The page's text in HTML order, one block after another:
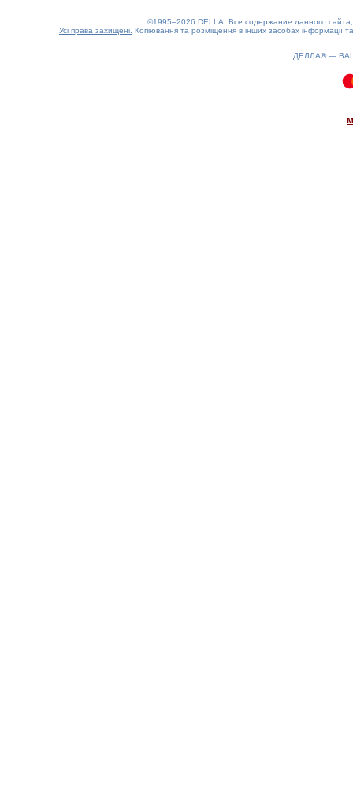
©1995–2026 DELLA. Все содержание данного
Усі права захищені. Копіювання та розміщення в інших засобах інформації
ДЕЛЛА® —